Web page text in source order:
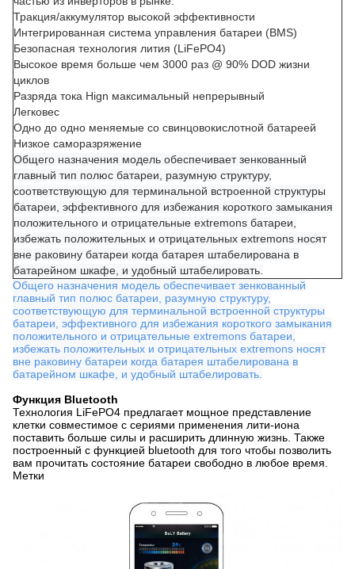
Тракция/аккумулятор высокой эффективности
Интегрированная система управления батареи (BMS)
Безопасная технология лития (LiFePO4)
Высокое время больше чем 3000 раз @ 90% DOD жизни
циклов
Разряда тока Hign максимальный непрерывный
Легковес
Одно до одно меняемые со свинцовокислотной батареей
Низкое саморазряжение
Общего назначения модель обеспечивает зенкованный
главный тип полюс батареи, разумную структуру,
соответствующую для терминальной встроенной структуры
батареи, эффективного для избежания короткого замыкания
положительного и отрицательные extremons батареи,
избежать положительных и отрицательных extremons носят
вне раковину батареи когда батарея штабелирована в
батарейном шкафе, и удобный штабелировать.
Общего назначения модель обеспечивает зенкованный
главный тип полюс батареи, разумную структуру,
соответствующую для терминальной встроенной структуры
батареи, эффективного для избежания короткого замыкания
положительного и отрицательные extremons батареи,
избежать положительных и отрицательных extremons носят
вне раковину батареи когда батарея штабелирована в
батарейном шкафе, и удобный штабелировать.
Функция Bluetooth
Технология LiFePO4 предлагает мощное представление
клетки совместимое с сериями применения лити-иона
поставить больше силы и расширить длинную жизнь. Также
построенный с функцией bluetooth для того чтобы позволить
вам прочитать состояние батареи свободно в любое время.
Метки